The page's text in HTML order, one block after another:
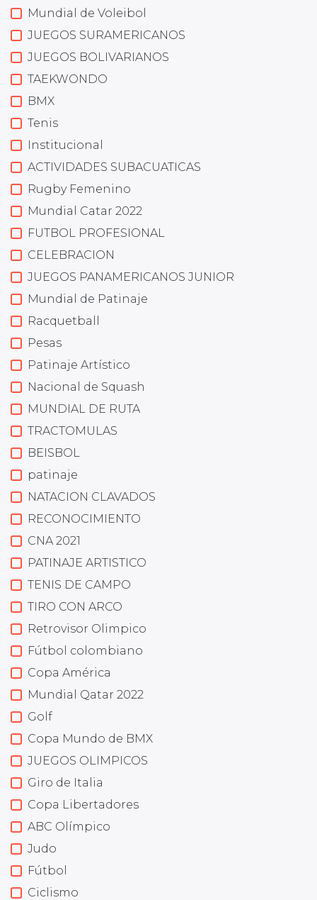
Mundial de Voleibol
JUEGOS SURAMERICANOS
JUEGOS BOLIVARIANOS
TAEKWONDO
BMX
Tenis
Institucional
ACTIVIDADES SUBACUATICAS
Rugby Femenino
Mundial Catar 2022
FUTBOL PROFESIONAL
CELEBRACION
JUEGOS PANAMERICANOS JUNIOR
Mundial de Patinaje
Racquetball
Pesas
Patinaje Artístico
Nacional de Squash
MUNDIAL DE RUTA
TRACTOMULAS
BEISBOL
patinaje
NATACION CLAVADOS
RECONOCIMIENTO
CNA 2021
PATINAJE ARTISTICO
TENIS DE CAMPO
TIRO CON ARCO
Retrovisor Olimpico
Fútbol colombiano
Copa América
Mundial Qatar 2022
Golf
Copa Mundo de BMX
JUEGOS OLIMPICOS
Giro de Italia
Copa Libertadores
ABC Olímpico
Judo
Fútbol
Ciclismo